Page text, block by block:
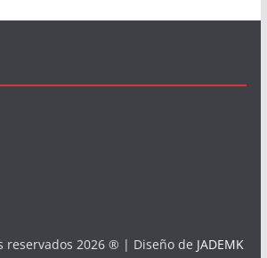
reservados 2026 ® | Diseño de JADEMK